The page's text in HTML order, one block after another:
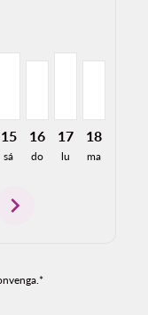
15
sá
16
do
17
lu
18
ma
chevron_right